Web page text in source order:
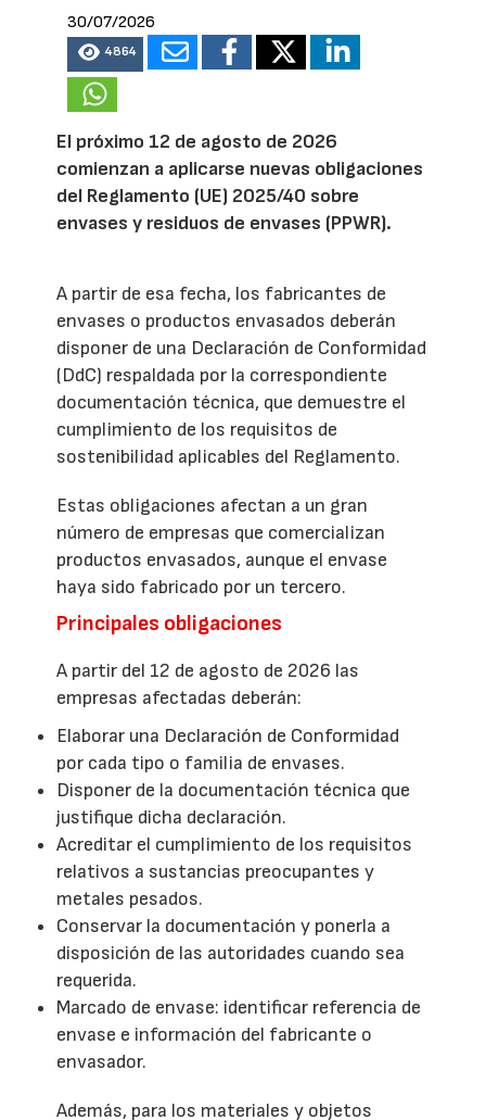
30/07/2026
4864
El próximo 12 de agosto de 2026
comienzan a aplicarse nuevas obligaciones
del Reglamento (UE) 2025/40 sobre
envases y residuos de envases (PPWR).
A partir de esa fecha, los fabricantes de
envases o productos envasados deberán
disponer de una Declaración de Conformidad
(DdC) respaldada por la correspondiente
documentación técnica, que demuestre el
cumplimiento de los requisitos de
sostenibilidad aplicables del Reglamento.
Estas obligaciones afectan a un gran
número de empresas que comercializan
productos envasados, aunque el envase
haya sido fabricado por un tercero.
Principales obligaciones
A partir del 12 de agosto de 2026 las
empresas afectadas deberán:
Elaborar una Declaración de Conformidad
por cada tipo o familia de envases.
Disponer de la documentación técnica que
justifique dicha declaración.
Acreditar el cumplimiento de los requisitos
relativos a sustancias preocupantes y
metales pesados.
Conservar la documentación y ponerla a
disposición de las autoridades cuando sea
requerida.
Marcado de envase: identificar referencia de
envase e información del fabricante o
envasador.
Además, para los materiales y objetos